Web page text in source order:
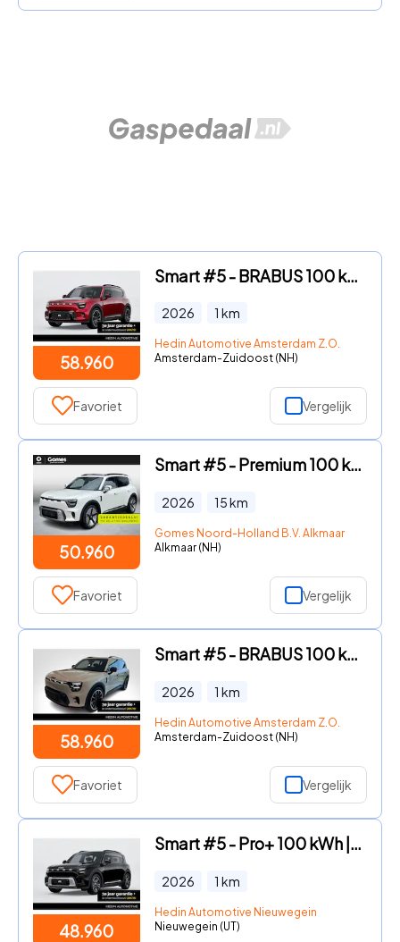
58.960
Smart #5 - BRABUS 100 kWh | *Bijtelling vanaf € 351, - per maand!* | Pa
2026 1 km
Hedin Automotive Amsterdam Z.O.
Amsterdam-Zuidoost (NH)
Favoriet Vergelijk
50.960
Smart #5 - Premium 100 kWh VAKANTIE DEALS! | Van € 57.960, - voor € 50.
2026 15km
Gomes Noord-Holland B.V. Alkmaar
Alkmaar (NH)
Favoriet Vergelijk
58.960
Smart #5 - BRABUS 100 kWh | *Bijtelling vanaf € 351, - per maand!* | Pa
2026 1 km
Hedin Automotive Amsterdam Z.O.
Amsterdam-Zuidoost (NH)
Favoriet Vergelijk
48.960
Smart #5 - Pro+ 100 kWh | *Bijtelling vanaf € 295, - per maand!* | Pano
2026 1 km
Hedin Automotive Nieuwegein
Nieuwegein (UT)